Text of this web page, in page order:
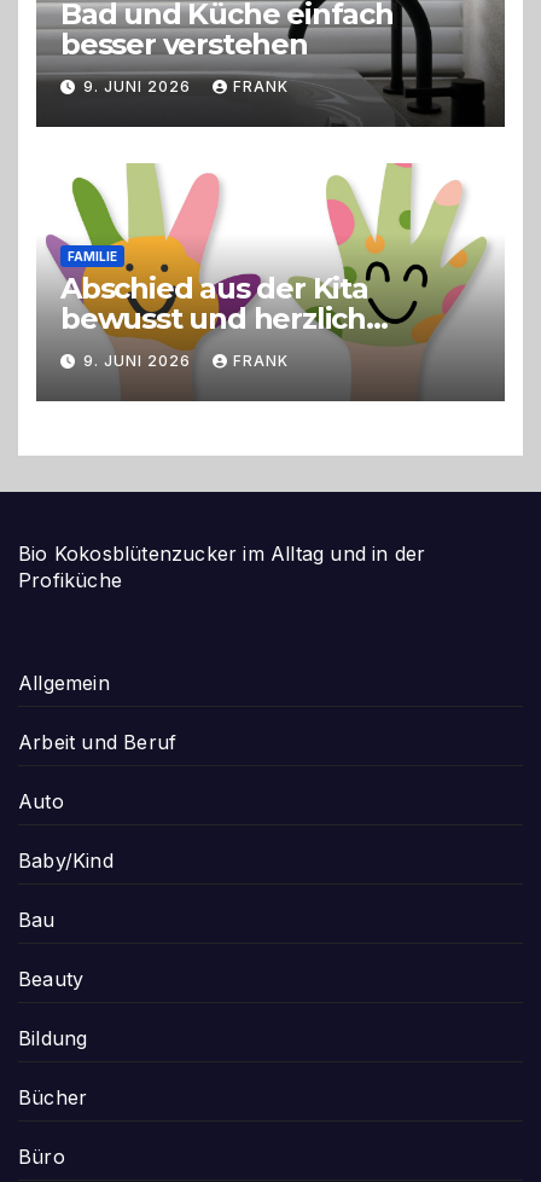
Bad und Küche einfach
besser verstehen
9. JUNI 2026 FRANK
FAMILIE
Abschied aus der Kita
bewusst und herzlich
gestalten
9. JUNI 2026 FRANK
Bio Kokosblütenzucker im Alltag und in der
Profiküche
Allgemein
Arbeit und Beruf
Auto
Baby/Kind
Bau
Beauty
Bildung
Bücher
Büro